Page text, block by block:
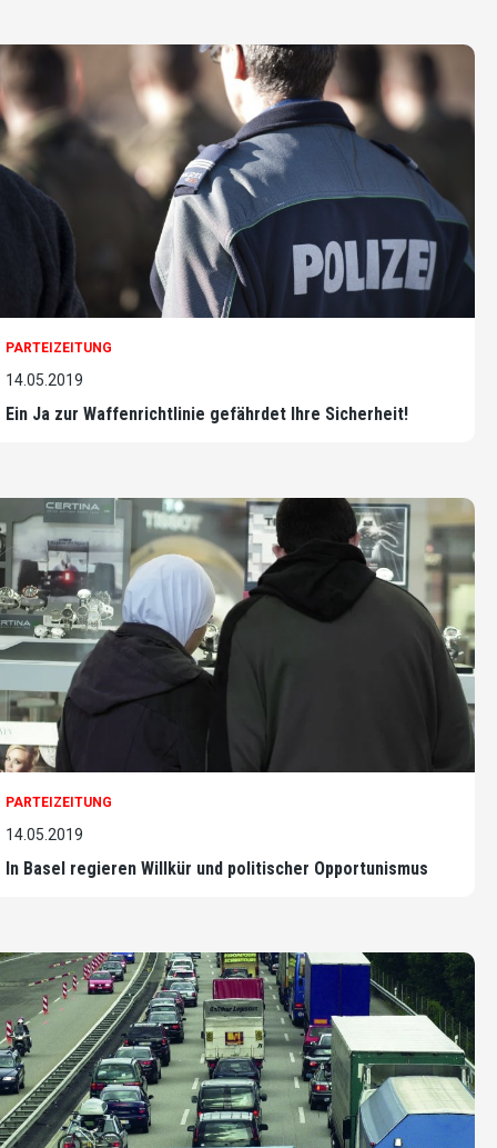
PARTEIZEITUNG
14.05.2019
Ein Ja zur Waffenrichtlinie gefährdet Ihre Sicherheit!
PARTEIZEITUNG
14.05.2019
In Basel regieren Willkür und politischer Opportunismus